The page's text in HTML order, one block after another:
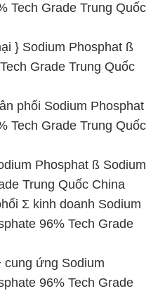
Tech Grade Trung Quốc
} Sodium Phosphat ß
Grade Trung Quốc
phối Sodium Phosphat
Tech Grade Trung Quốc
Phosphat ß Sodium
Trung Quốc China
Σ kinh doanh Sodium
96% Tech Grade
cung ứng Sodium
96% Tech Grade